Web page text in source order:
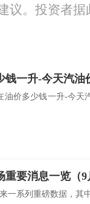
议。投资者
油价多少钱一升-今天
重要消息一览（
一系列重磅数据，其